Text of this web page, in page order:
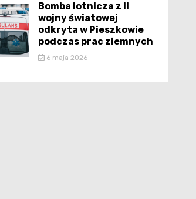
Bomba lotnicza z II
wojny światowej
odkryta w Pieszkowie
podczas prac ziemnych
6 maja 2026